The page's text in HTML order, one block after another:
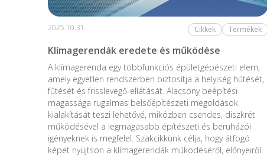
2025.10.31. Cikkek Termékek
Klímagerendák eredete és működése
A klímagerenda egy többfunkciós épületgépészeti elem,
amely egyetlen rendszerben biztosítja a helyiség hűtését,
fűtését és frisslevegő-ellátását. Alacsony beépítési
magassága rugalmas belsőépítészeti megoldások
kialakítását teszi lehetővé, miközben csendes, diszkrét
működésével a legmagasabb építészeti és beruházói
igényeknek is megfelel. Szakcikkünk célja, hogy átfogó
képet nyújtson a klímagerendák működéséről, előnyeiről